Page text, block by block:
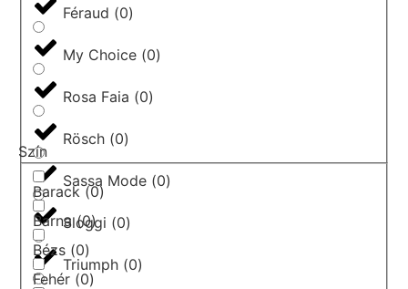
Féraud (0)
My Choice (0)
Rosa Faia (0)
Rösch (0)
Sassa Mode (0)
Sloggi (0)
Triumph (0)
Szín
Barack(0)
Barna(0)
Bézs (0)
Fehér (0)